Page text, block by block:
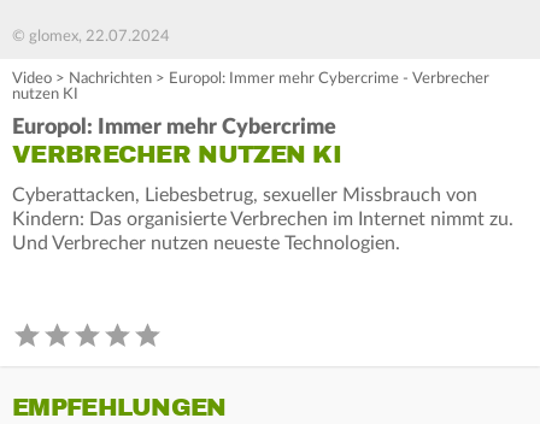
© glomex, 22.07.2024
Video > Nachrichten > Europol: Immer mehr Cybercrime - Verbrecher
nutzen KI
Europol: Immer mehr Cybercrime
VERBRECHER NUTZEN KI
Cyberattacken, Liebesbetrug, sexueller Missbrauch von
Kindern: Das organisierte Verbrechen im Internet nimmt zu.
Und Verbrecher nutzen neueste Technologien.
EMPFEHLUNGEN